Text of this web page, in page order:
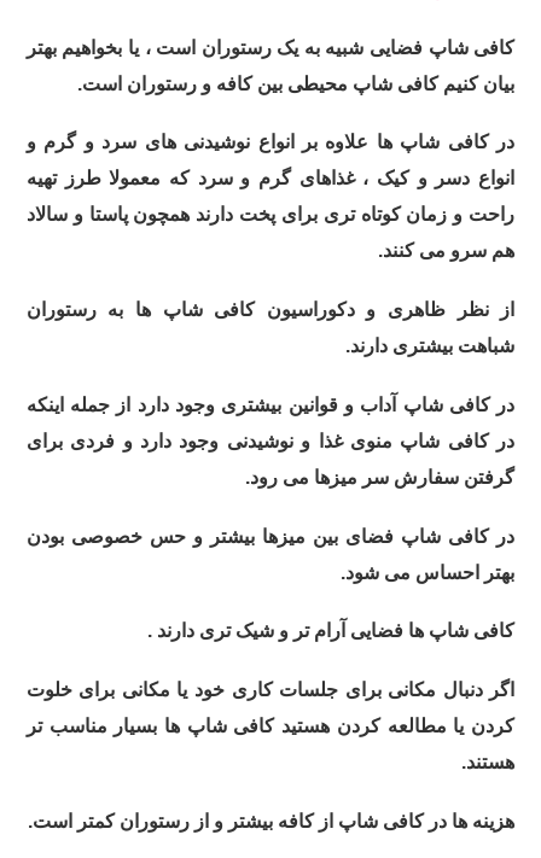
کافی شاپ فضایی شبیه به یک رستوران است ، یا بخواهیم بهتر
بیان کنیم کافی شاپ محیطی بین کافه و رستوران است.
در کافی شاپ ها علاوه بر انواع نوشیدنی های سرد و گرم و
انواع دسر و کیک ، غذاهای گرم و سرد که معمولا طرز تهیه
راحت و زمان کوتاه تری برای پخت دارند همچون پاستا و سالاد
هم سرو می کنند.
از نظر ظاهری و دکوراسیون کافی شاپ ها به رستوران
شباهت بیشتری دارند.
در کافی شاپ آداب و قوانین بیشتری وجود دارد از جمله اینکه
در کافی شاپ منوی غذا و نوشیدنی وجود دارد و فردی برای
گرفتن سفارش سر میزها می رود.
در کافی شاپ فضای بین میزها بیشتر و حس خصوصی بودن
بهتر احساس می شود.
کافی شاپ ها فضایی آرام تر و شیک تری دارند .
اگر دنبال مکانی برای جلسات کاری خود یا مکانی برای خلوت
کردن یا مطالعه کردن هستید کافی شاپ ها بسیار مناسب تر
هستند.
هزینه ها در کافی شاپ از کافه بیشتر و از رستوران کمتر است.